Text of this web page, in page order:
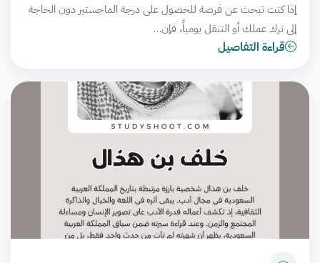
إذا كنت تبحث عن فرصة للحصول على درجة الماجستير دون الحاجة
إلى ترك عملك أو التنقل يومياً، فإن…
قراءة التفاصيل